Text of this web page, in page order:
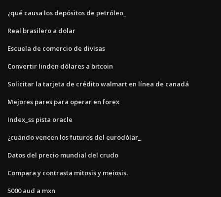
¿qué causa los depósitos de petróleo_
Real brasilero a dolar
Escuela de comercio de divisas
Convertir linden dólares a bitcoin
Solicitar la tarjeta de crédito walmart en línea de canadá
Mejores pares para operar en forex
Index_ss pista oracle
¿cuándo vencen los futuros del eurodólar_
Datos del precio mundial del crudo
Compara y contrasta mitosis y meiosis.
5000 aud a mxn